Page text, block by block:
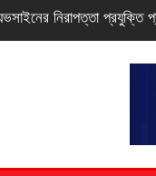
নতুন সি-সিরিজ স্মার্টফোন